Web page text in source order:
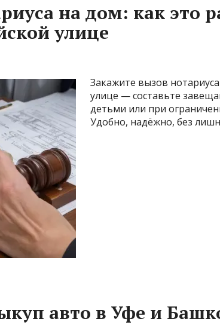
на дом: как это
улице
Закажите вызов
улице — составьте
детьми или при
Удобно, надёжно, без
авто в Уфе и